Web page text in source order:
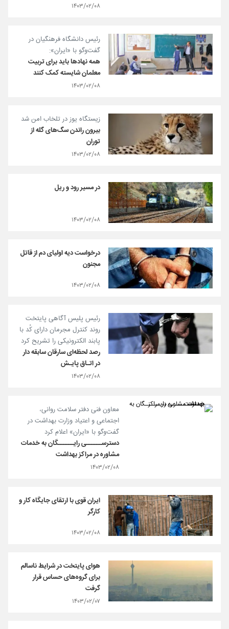
۱۴۰۳/۰۲/۰۸
رئیس دانشگاه فرهنگیان در
گفت‌وگو با «ایران»:
همه نهادها باید برای تربیت
معلمان شایسته کمک کنند
۱۴۰۳/۰۲/۰۸
زیستگاه یوز در تلخاب امن شد
بیرون راندن سگ‌های گله از
توران
۱۴۰۳/۰۲/۰۸
در مسیر رود و ریل
۱۴۰۳/۰۲/۰۸
درخواست دیه اولیای دم از قاتل
مجنون
۱۴۰۳/۰۲/۰۸
رئیس پلیس آگاهی پایتخت
روند کنترل مجرمان دارای کُد با
پابند الکترونیکی را تشریح کرد
رصد لحظه‌ای سارقان سابقه ‌دار
در اتـاق پایـش
۱۴۰۳/۰۲/۰۸
معاون فنی دفتر سلامت روانی،
اجتماعی و اعتیاد وزارت بهداشت در
گفت‌وگو با «ایران» اعلام کرد
دسترســــــی رایــــــگان به خدمات
مشاوره در مراکز بهداشت
۱۴۰۳/۰۲/۰۸
ایران قوی با ارتقای جایگاه کار و
کارگر
۱۴۰۳/۰۲/۰۸
هوای پایتخت در شرایط ناسالم
برای گروه‌های حساس قرار
گرفت
۱۴۰۳/۰۲/۰۷